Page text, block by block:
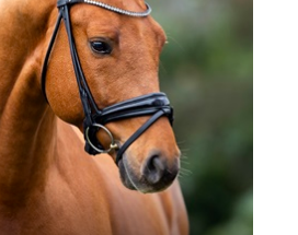
Mehr Info